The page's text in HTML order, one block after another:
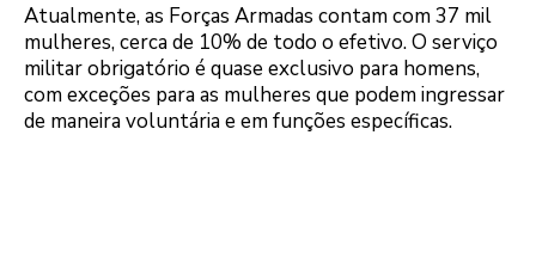
Atualmente, as Forças Armadas contam com 37 mil
mulheres, cerca de 10% de todo o efetivo. O serviço
militar obrigatório é quase exclusivo para homens,
com exceções para as mulheres que podem ingressar
de maneira voluntária e em funções específicas.